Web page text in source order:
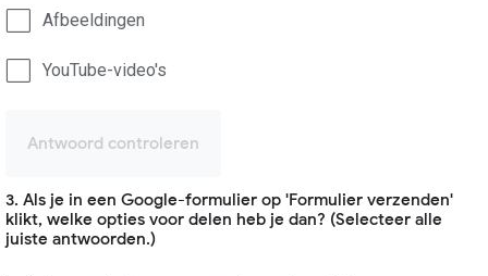
Afbeeldingen
YouTube-video's
Antwoord controleren
3. Als je in een Google-formulier op 'Formulier verzenden'
klikt, welke opties voor delen heb je dan? (Selecteer alle
juiste antwoorden.)